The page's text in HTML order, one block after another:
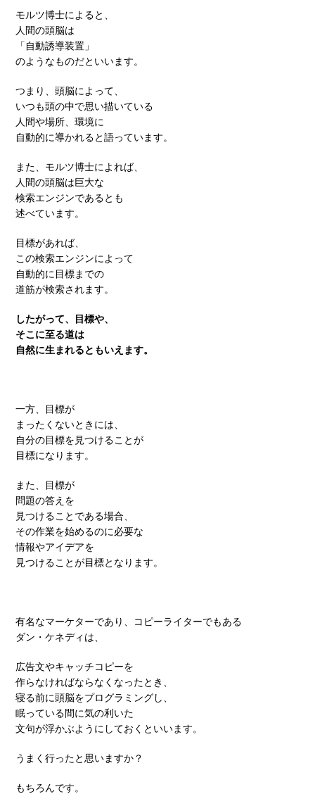
モルツ博士によると、
人間の頭脳は
「自動誘導装置」
のようなものだといいます。
つまり、頭脳によって、
いつも頭の中で思い描いている
人間や場所、環境に
自動的に導かれると語っています。
また、モルツ博士によれば、
人間の頭脳は巨大な
検索エンジンであるとも
述べています。
目標があれば、
この検索エンジンによって
自動的に目標までの
道筋が検索されます。
したがって、目標や、
そこに至る道は
自然に生まれるともいえます。
一方、目標が
まったくないときには、
自分の目標を見つけることが
目標になります。
また、目標が
問題の答えを
見つけることである場合、
その作業を始めるのに必要な
情報やアイデアを
見つけることが目標となります。
有名なマーケターであり、コピーライターでもある
ダン・ケネディは、
広告文やキャッチコピーを
作らなければならなくなったとき、
寝る前に頭脳をプログラミングし、
眠っている間に気の利いた
文句が浮かぶようにしておくといいます。
うまく行ったと思いますか？
もちろんです。